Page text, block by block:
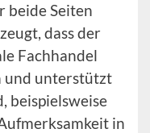
Seiten
dass der
Fachhandel
und unterstützt
beispielsweise
in